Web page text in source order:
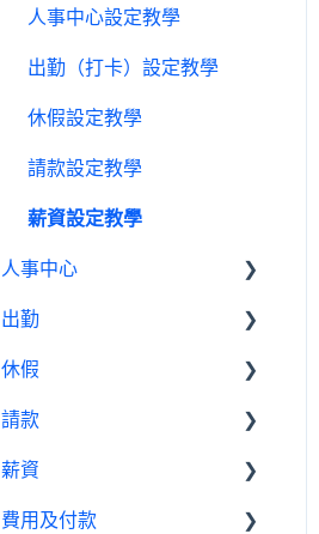
人事中心設定教學
出勤（打卡）設定教學
休假設定教學
請款設定教學
薪資設定教學
人事中心
人員
公告
行事曆
績效管理
設定
出勤
基本設定
出勤管理者
我是員工
休假
基本設置
休假管理員
請款
請款管理員
薪資
基本設置
費用及付款